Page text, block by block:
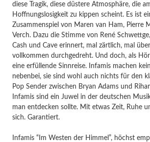
diese Tragik, diese düstere Atmosphäre, die
Hoffnungslosigkeit zu kippen scheint. Es ist
Zusammenspiel von Maren van Ham, Pierre
Verch. Dazu die Stimme von René
Cash und Cave erinnert, mal zärtlich, mal
vollkommen durchgedreht. Und doch, als
eine erfüllende Sinnreise. Infamis machen
nebenbei, sie sind wohl auch nichts für den
Pop Sender zwischen Bryan Adams und
Infamis sind ein Juwel in der deutschen
man entdecken sollte. Mit etwas Zeit, Ruhe
sich. Garantiert.
Infamis “Im Westen der Himmel”, höchst